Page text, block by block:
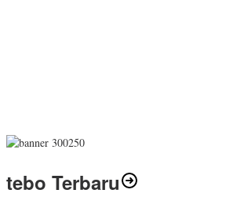
tebo Terbaru